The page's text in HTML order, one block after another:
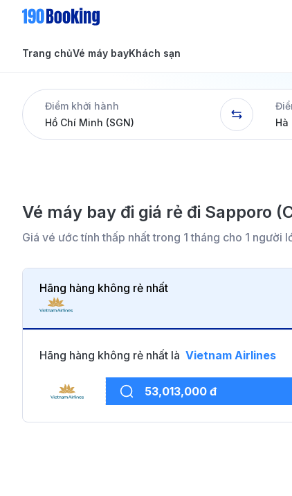
Trang chủVé máy bay
Tin tức
Dịch vụ
Khách sạn
Tin tức
Điểm khởi hành
Vé máy bay đi giá rẻ đi Sapporo
Giá vé ước tính thấp nhất trong 1 tháng cho 1 người
Hãng hàng không rẻ nhất
Hãng hàng không rẻ nhất là Vietnam Airlines
53,013,000 đ